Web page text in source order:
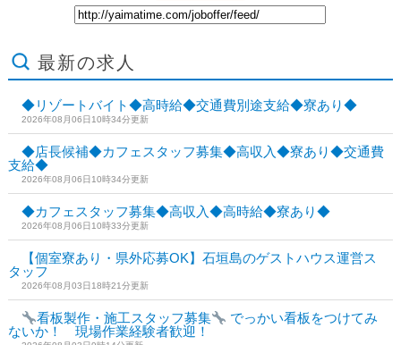
最新の求人
◆リゾートバイト◆高時給◆交通費別途支給◆寮あり◆
2026年08月06日10時34分更新
◆店長候補◆カフェスタッフ募集◆高収入◆寮あり◆交通費
支給◆
2026年08月06日10時34分更新
◆カフェスタッフ募集◆高収入◆高時給◆寮あり◆
2026年08月06日10時33分更新
【個室寮あり・県外応募OK】石垣島のゲストハウス運営ス
タッフ
2026年08月03日18時21分更新
看板製作・施工スタッフ募集
でっかい看板をつけてみ
ないか！ 現場作業経験者歓迎！